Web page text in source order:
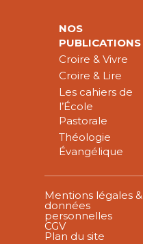
NOS
PUBLICATIONS
Croire & Vivre
Croire & Lire
Les cahiers de
l’École
Pastorale
Théologie
Évangélique
Mentions légales &
données
personnelles
CGV
Plan du site